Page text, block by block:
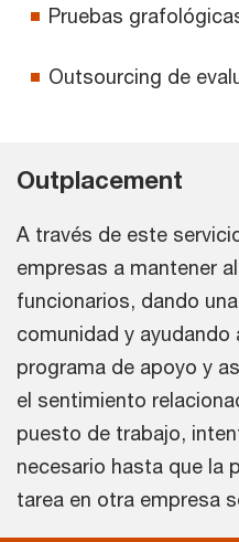
Pruebas
Outsourcing de
Outplacement
A través de este
empresas a mantener
funcionarios, dando
comunidad y ayudando
programa de apoyo y
el sentimiento
puesto de trabajo,
necesario hasta que la
tarea en otra empresa